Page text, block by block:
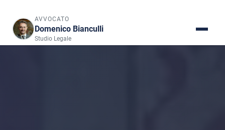
AVVOCATO
Domenico Bianculli
Studio Legale